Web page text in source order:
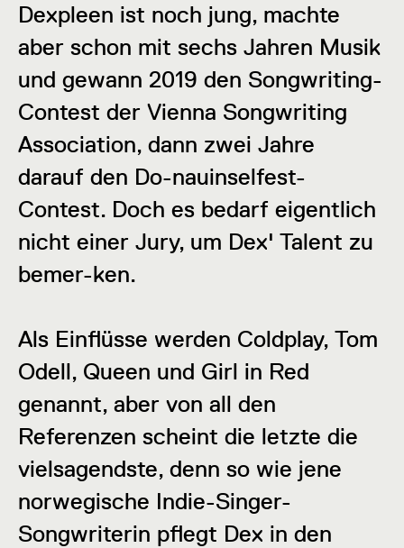
Dexpleen ist noch jung, machte
aber schon mit sechs Jahren Musik
und gewann 2019 den Songwriting-
Contest der Vienna Songwriting
Association, dann zwei Jahre
darauf den Do-nauinselfest-
Contest. Doch es bedarf eigentlich
nicht einer Jury, um Dex' Talent zu
bemer-ken.
Als Einflüsse werden Coldplay, Tom
Odell, Queen und Girl in Red
genannt, aber von all den
Referenzen scheint die letzte die
vielsagendste, denn so wie jene
norwegische Indie-Singer-
Songwriterin pflegt Dex in den